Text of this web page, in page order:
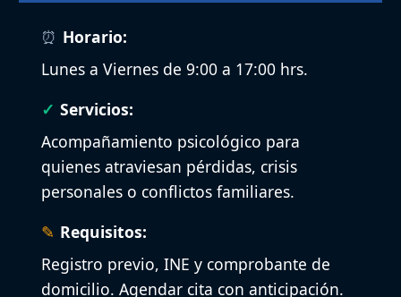
Horario:
Lunes a Viernes de 9:00 a 17:00 hrs.
Servicios:
Acompañamiento psicológico para
quienes atraviesan pérdidas, crisis
personales o conflictos familiares.
Requisitos:
Registro previo, INE y comprobante de
domicilio. Agendar cita con anticipación.